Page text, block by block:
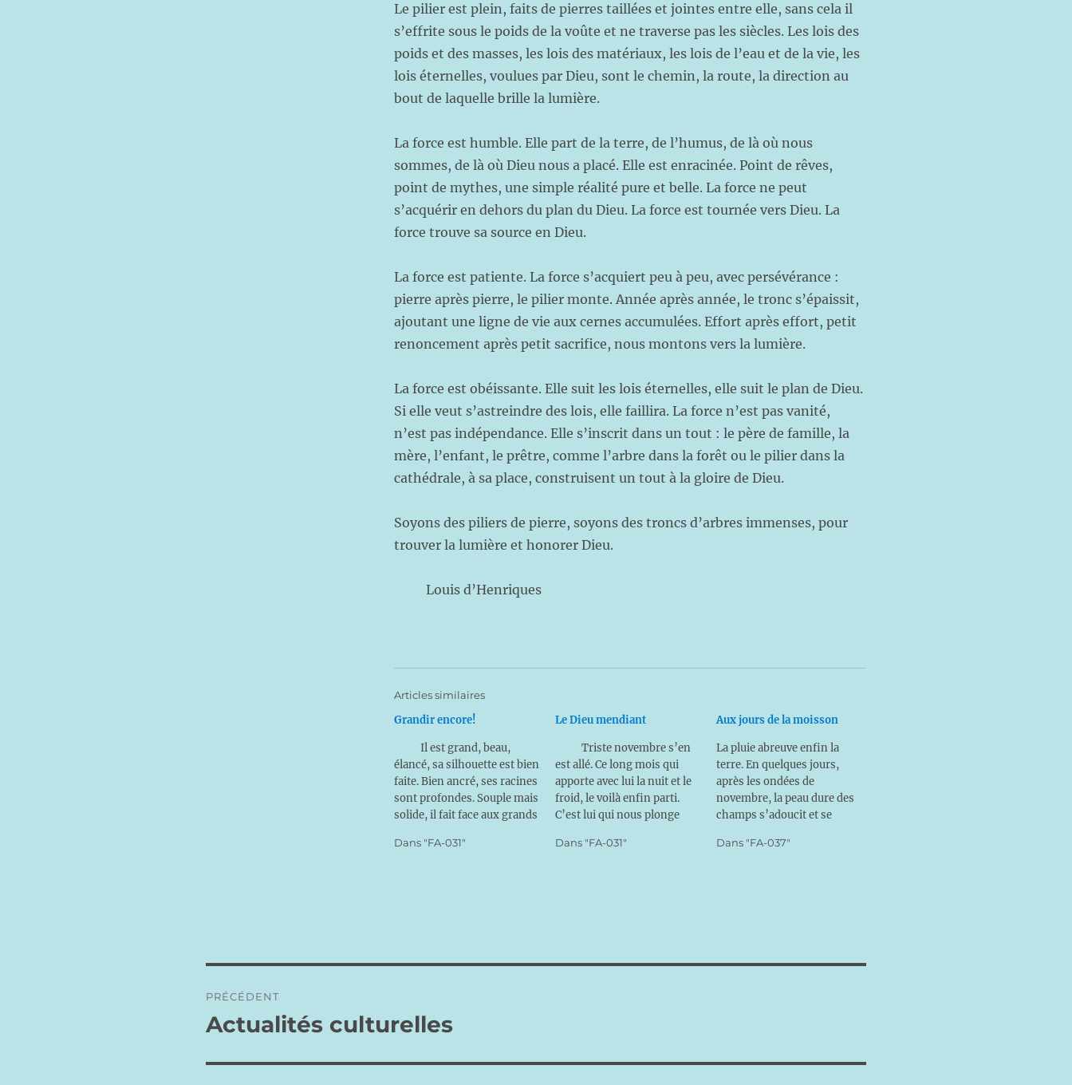
Le pilier est plein, faits de pierres taillées et jointes entre elle, sans cela il
s’effrite sous le poids de la voûte et ne traverse pas les siècles. Les lois des
poids et des masses, les lois des matériaux, les lois de l’eau et de la vie, les
lois éternelles, voulues par Dieu, sont le chemin, la route, la direction au
bout de laquelle brille la lumière.
La force est humble. Elle part de la terre, de l’humus, de là où nous
sommes, de là où Dieu nous a placé. Elle est enracinée. Point de rêves,
point de mythes, une simple réalité pure et belle. La force ne peut
s’acquérir en dehors du plan du Dieu. La force est tournée vers Dieu. La
force trouve sa source en Dieu.
La force est patiente. La force s’acquiert peu à peu, avec persévérance :
pierre après pierre, le pilier monte. Année après année, le tronc s’épaissit,
ajoutant une ligne de vie aux cernes accumulées. Effort après effort, petit
renoncement après petit sacrifice, nous montons vers la lumière.
La force est obéissante. Elle suit les lois éternelles, elle suit le plan de Dieu.
Si elle veut s’astreindre des lois, elle faillira. La force n’est pas vanité,
n’est pas indépendance. Elle s’inscrit dans un tout : le père de famille, la
mère, l’enfant, le prêtre, comme l’arbre dans la forêt ou le pilier dans la
cathédrale, à sa place, construisent un tout à la gloire de Dieu.
Soyons des piliers de pierre, soyons des troncs d’arbres immenses, pour
trouver la lumière et honorer Dieu.
Louis d’Henriques
Articles similaires
Grandir encore!
Il est grand, beau,
élancé, sa silhouette est bien
faite. Bien ancré, ses racines
sont profondes. Souple mais
solide, il fait face aux grands
grâce à sa robustesse mais
Dans "FA-031"
Le Dieu mendiant
Triste novembre s’en
est allé. Ce long mois qui
apporte avec lui la nuit et le
froid, le voilà enfin parti.
C’est lui qui nous plonge
jour à petit feu et fait régner
Dans "FA-031"
Aux jours de la moisson
La pluie abreuve enfin la
terre. En quelques jours,
après les ondées de
novembre, la peau dure des
champs s’adoucit et se
tendre. Le blé est là, déjà là.
Dans "FA-037"
de
PRÉCÉDENT
Publication
Actualités culturelles